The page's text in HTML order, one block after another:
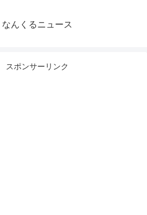
なんくるニュース
スポンサーリンク